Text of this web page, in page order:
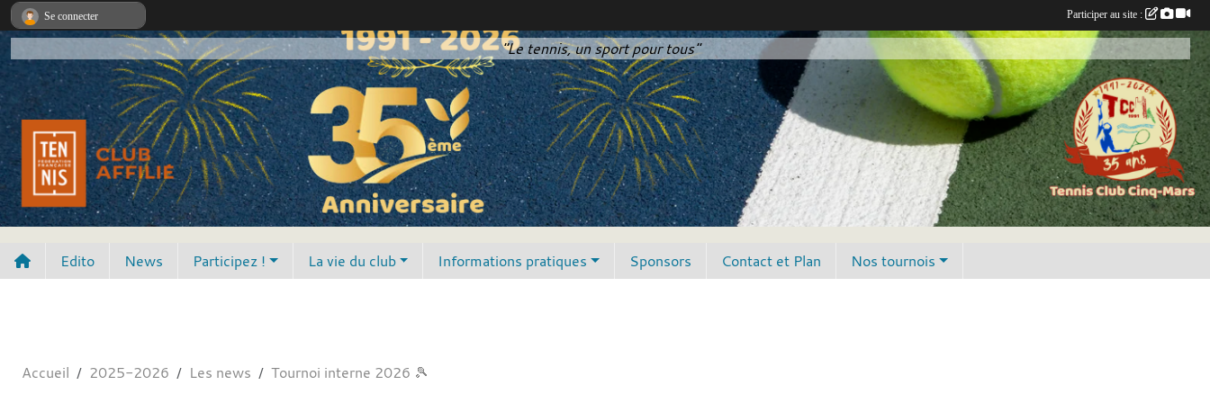
"Le tennis, un sport pour tous"
Edito News Participez ! La vie du club Informations pratiques Sponsors Contact et Plan Nos tournois
Accueil 2025-2026 Les news Tournoi interne 2026 🎾
Se connecter Participer au site :
Panneau de gestion des cookies